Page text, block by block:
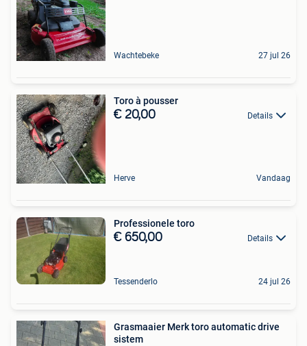
Wachtebeke 27 jul 26
Toro à pousser
€ 20,00 Details
Herve Vandaag
Professionele toro
€ 650,00 Details
Tessenderlo 24 jul 26
Grasmaaier Merk toro automatic drive
sistem